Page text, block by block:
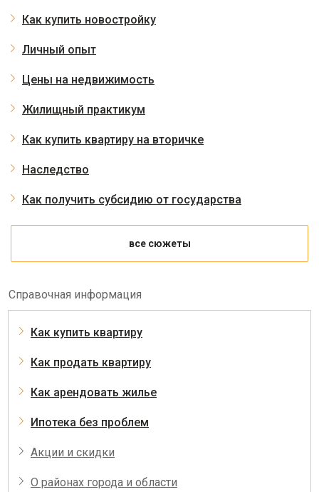
Как купить новостройку
Личный опыт
Цены на недвижимость
Жилищный практикум
Как купить квартиру на вторичке
Наследство
Как получить субсидию от государства
все сюжеты
Справочная информация
Как купить квартиру
Как продать квартиру
Как арендовать жилье
Ипотека без проблем
Акции и скидки
О районах города и области